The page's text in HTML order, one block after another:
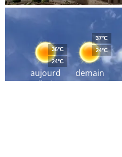
aujourd
´hui
36°C
24°C
demain
37°C
24°C